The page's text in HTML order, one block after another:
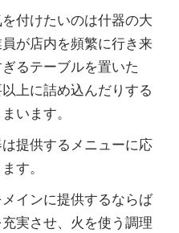
付けたいのは什器の大
が店内を頻繁に行き来
るテーブルを置いた
上に詰め込んだりする
います。
提供するメニューに応
す。
インに提供するならば
実させ、火を使う調理